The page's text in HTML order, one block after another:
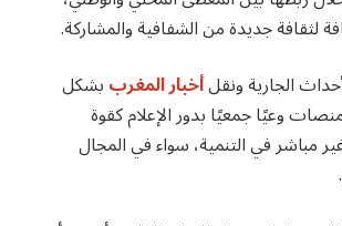
جديدة من الشفافية والمشاركة.
الجارية ونقلأخبار المغرببشكل
وعيًا جمعيًا بدور الإعلام كقوة
مباشر في التنمية، سواء في المجال